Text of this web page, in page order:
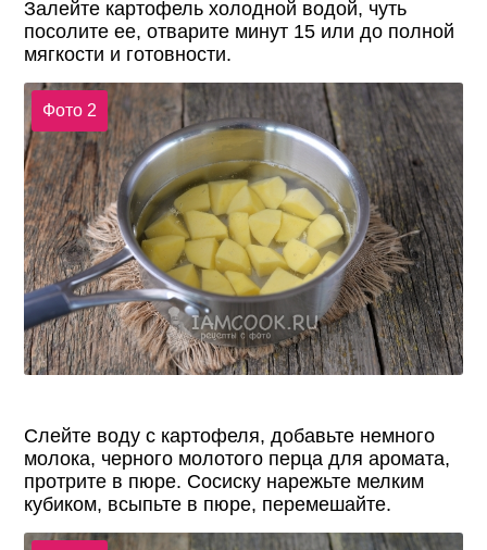
Залейте картофель холодной водой, чуть
посолите ее, отварите минут 15 или до полной
мягкости и готовности.
Фото 2
Слейте воду с картофеля, добавьте немного
молока, черного молотого перца для аромата,
протрите в пюре. Сосиску нарежьте мелким
кубиком, всыпьте в пюре, перемешайте.